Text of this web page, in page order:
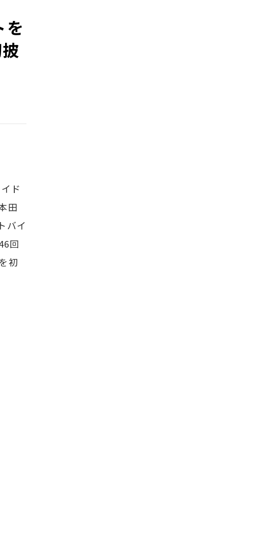
を
ド
田
バイ
回
初